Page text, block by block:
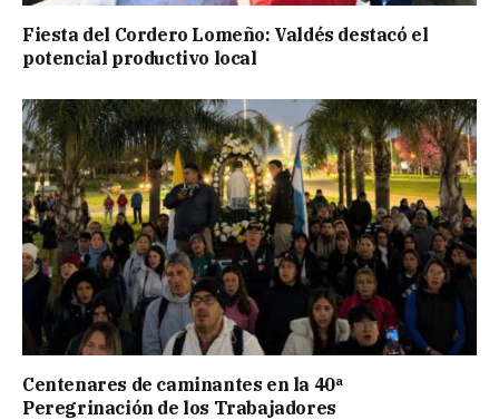
Fiesta del Cordero Lomeño: Valdés destacó el
potencial productivo local
Centenares de caminantes en la 40ª
Peregrinación de los Trabajadores